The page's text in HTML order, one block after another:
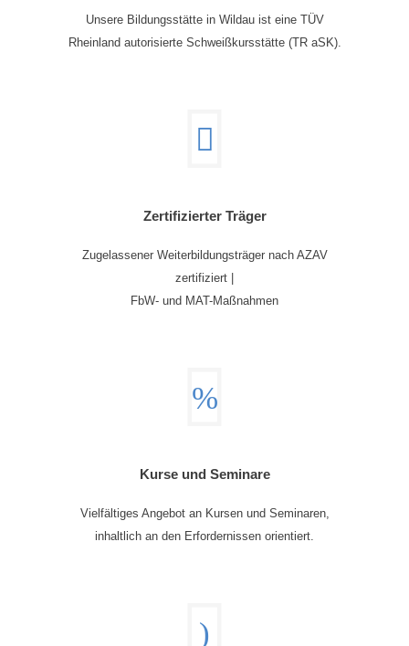
Unsere Bildungsstätte in Wildau ist eine TÜV
Rheinland autorisierte Schweißkursstätte (TR aSK).
Zertifizierter Träger
Zugelassener Weiterbildungsträger nach AZAV
zertifiziert |
FbW- und MAT-Maßnahmen
Kurse und Seminare
Vielfältiges Angebot an Kursen und Seminaren,
inhaltlich an den Erfordernissen orientiert.